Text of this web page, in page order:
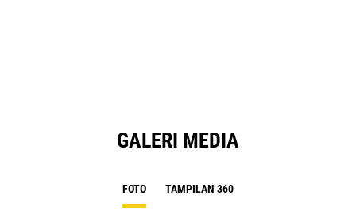
GALERI MEDIA
FOTO TAMPILAN 360